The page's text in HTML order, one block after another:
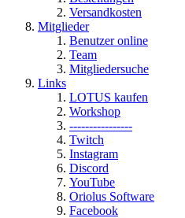
Versandkosten
Mitglieder
Benutzer online
Team
Mitgliedersuche
Links
LOTUS kaufen
Workshop
----------------
Twitch
Instagram
Discord
YouTube
Oriolus Software
Facebook